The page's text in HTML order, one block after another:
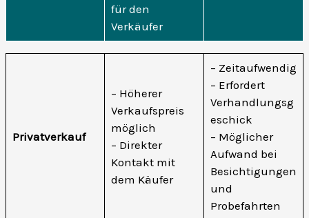
für den
Verkäufer
Privatverkauf
– Höherer
Verkaufspreis
möglich
– Direkter
Kontakt mit
dem Käufer
– Zeitaufwendig
– Erfordert
Verhandlungsg
eschick
– Möglicher
Aufwand bei
Besichtigungen
und
Probefahrten